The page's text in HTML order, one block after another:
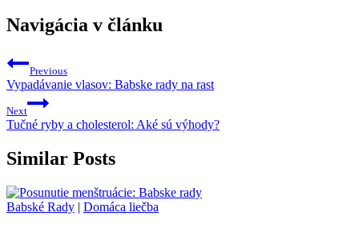
Navigácia v článku
Previous
Vypadávanie vlasov: Babske rady na rast
Next
Tučné ryby a cholesterol: Aké sú výhody?
Similar Posts
Babské Rady | Domáca liečba